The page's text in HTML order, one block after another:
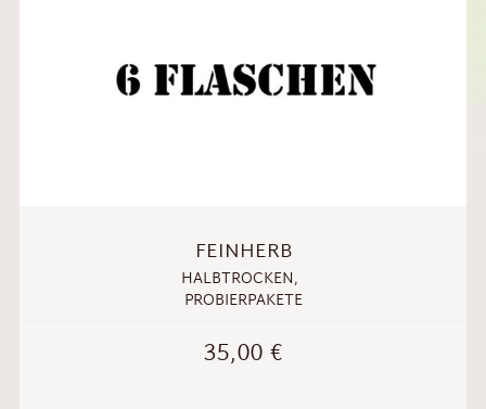
FEINHERB
HALBTROCKEN,
PROBIERPAKETE
35,00€